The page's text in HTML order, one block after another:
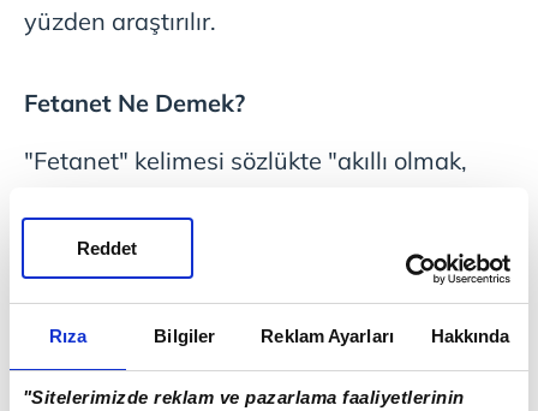
Rıza Bilgiler Reklam Ayarları Hakkında
"Sitelerimizde reklam ve pazarlama faaliyetlerinin
Reddet
yüzden araştırılır.
Fetanet Ne Demek?
"Fetanet" kelimesi sözlükte "akıllı olmak,
sahibi olmak" anlamına gelir. Dini terim
olarak ise "peygamberlerin yüksek akıl,
yeteneğine sahip olmalarını" anlatır.